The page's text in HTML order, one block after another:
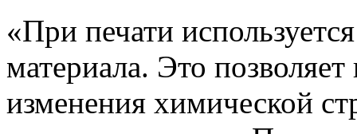
«При печати
материала. Это
изменения химической